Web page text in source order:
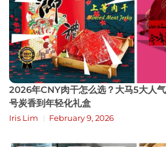
2026年CNY肉干怎么选？大马5大人
号炭香到年轻化礼盒
Iris Lim February 9, 2026